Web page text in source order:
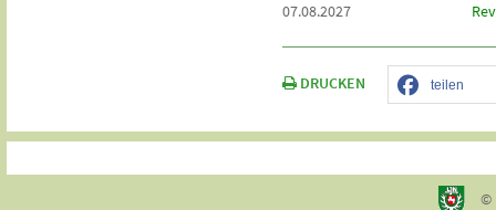
07.08.2027
DRUCKEN teilen
©